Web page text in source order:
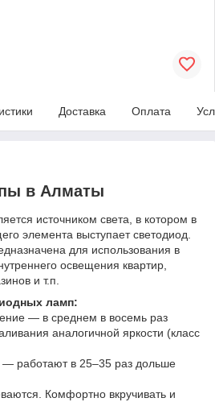
Доставка Оплата
в Алматы
источником света, в котором в
элемента выступает светодиод.
для использования в
освещения квартир,
и т.п.
ламп:
— в среднем в восемь раз
аналогичной яркости (класс
работают в 25–35 раз дольше
Комфортно вкручивать и